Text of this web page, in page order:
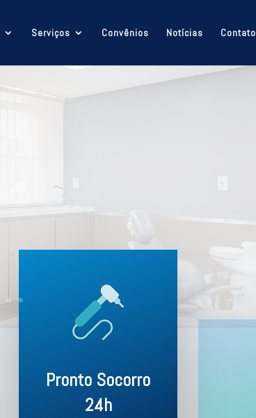
Serviços Convênios Notícias Contato
Pronto Socorro
24h